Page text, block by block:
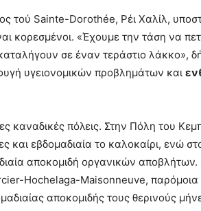
τού Sainte-Dorothée, Ρέι Χαλίλ,
κορεσμένοι. «Έχουμε την τάση να
σε έναν τεράστιο λάκκο»,
υγειονομικών προβλημάτων και
καναδικές πόλεις. Στην Πόλη του
και εβδομαδιαία το καλοκαίρι, ενώ
αποκομιδή οργανικών
Hochelaga-Maisonneuve,
αποκομιδής τους θερινούς